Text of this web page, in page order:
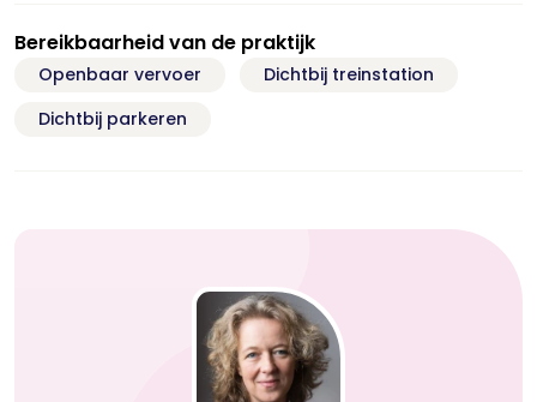
Bereikbaarheid van de praktijk
Openbaar vervoer
Dichtbij treinstation
Dichtbij parkeren